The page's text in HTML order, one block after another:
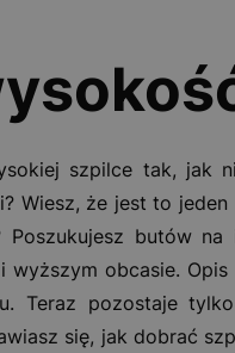
szpilce tak, jak
Wiesz, że jest to
butów
obcasie.
Teraz pozostaje
się, jak dobrać